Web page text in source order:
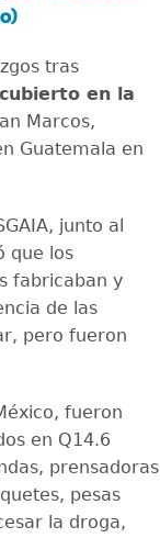
tras
en la
Marcos,
Guatemala en
junto al
que los
fabricaban y
de las
pero fueron
fueron
en Q14.6
prensadoras
pesas
la droga,